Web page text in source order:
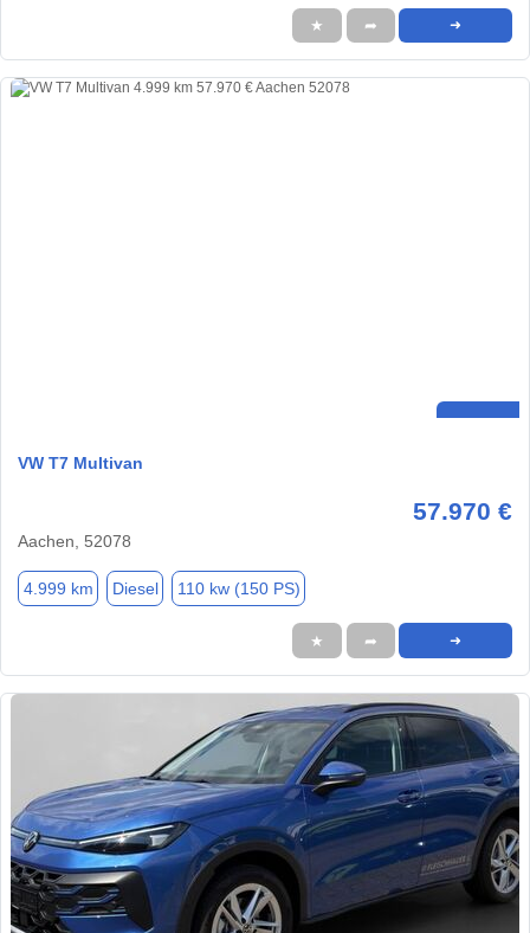
★ ➦ ➜
VW T7 Multivan
57.970 €
Aachen, 52078
4.999 km Diesel 110 kw (150 PS)
★ ➦ ➜